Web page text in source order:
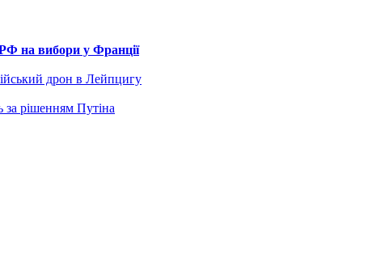
РФ на вибори у Франції
дрон в Лейпцигу
за рішенням Путіна